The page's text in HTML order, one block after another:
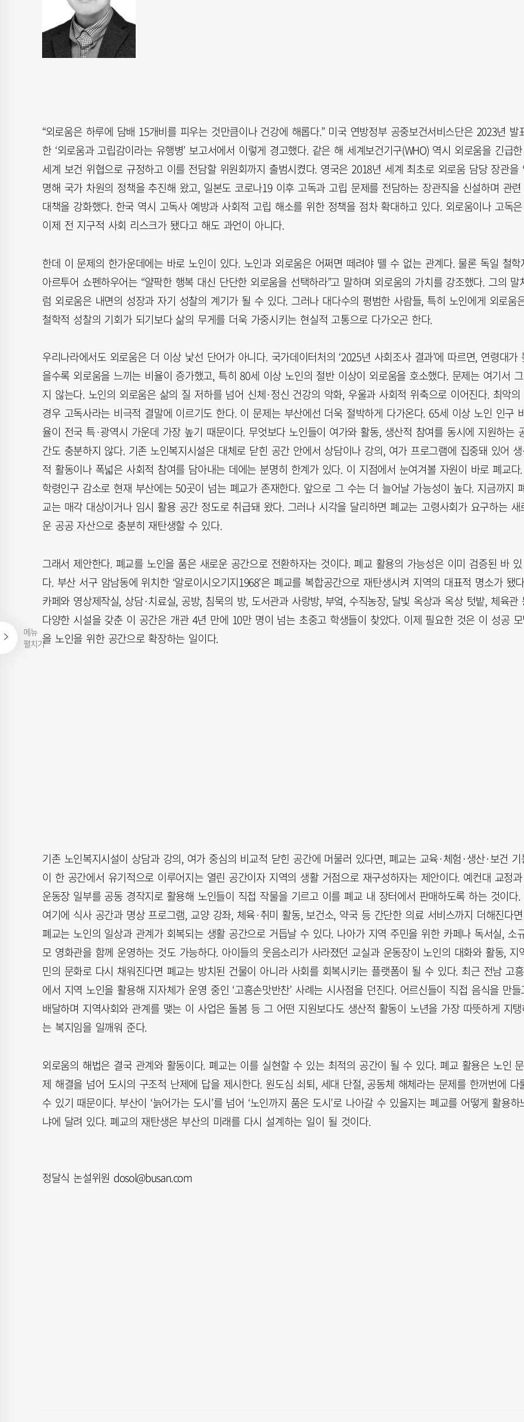
메뉴
펼치기
“외로움은 하루에 담배 15개비를 피우는 것만큼이나 건강에 해롭다.” 미국 연방정부 공중보건서비스단은 2023년 발
한 ‘외로움과 고립감이라는 유행병’ 보고서에서 이렇게 경고했다. 같은 해 세계보건기구(WHO) 역시 외로움을 긴급한
세계 보건 위협으로 규정하고 이를 전담할 위원회까지 출범시켰다. 영국은 2018년 세계 최초로 외로움 담당 장관을
명해 국가 차원의 정책을 추진해 왔고, 일본도 코로나19 이후 고독과 고립 문제를 전담하는 장관직을 신설하며 관련
대책을 강화했다. 한국 역시 고독사 예방과 사회적 고립 해소를 위한 정책을 점차 확대하고 있다. 외로움이나 고독은
이제 전 지구적 사회 리스크가 됐다고 해도 과언이 아니다.
한데 이 문제의 한가운데에는 바로 노인이 있다. 노인과 외로움은 어쩌면 떼려야 뗄 수 없는 관계다. 물론 독일 철학
아르투어 쇼펜하우어는 “얄팍한 행복 대신 단단한 외로움을 선택하라”고 말하며 외로움의 가치를 강조했다. 그의 말
럼 외로움은 내면의 성장과 자기 성찰의 계기가 될 수 있다. 그러나 대다수의 평범한 사람들, 특히 노인에게 외로움
철학적 성찰의 기회가 되기보다 삶의 무게를 더욱 가중시키는 현실적 고통으로 다가오곤 한다.
우리나라에서도 외로움은 더 이상 낯선 단어가 아니다. 국가데이터처의 ‘2025년 사회조사 결과’에 따르면, 연령대가
을수록 외로움을 느끼는 비율이 증가했고, 특히 80세 이상 노인의 절반 이상이 외로움을 호소했다. 문제는 여기서
지 않는다. 노인의 외로움은 삶의 질 저하를 넘어 신체·정신 건강의 악화, 우울과 사회적 위축으로 이어진다. 최악의
경우 고독사라는 비극적 결말에 이르기도 한다. 이 문제는 부산에선 더욱 절박하게 다가온다. 65세 이상 노인 인구
율이 전국 특·광역시 가운데 가장 높기 때문이다. 무엇보다 노인들이 여가와 활동, 생산적 참여를 동시에 지원하는
간도 충분하지 않다. 기존 노인복지시설은 대체로 닫힌 공간 안에서 상담이나 강의, 여가 프로그램에 집중돼 있어
적 활동이나 폭넓은 사회적 참여를 담아내는 데에는 분명히 한계가 있다. 이 지점에서 눈여겨볼 자원이 바로 폐교다.
학령인구 감소로 현재 부산에는 50곳이 넘는 폐교가 존재한다. 앞으로 그 수는 더 늘어날 가능성이 높다. 지금까지
교는 매각 대상이거나 임시 활용 공간 정도로 취급돼 왔다. 그러나 시각을 달리하면 폐교는 고령사회가 요구하는 새
운 공공 자산으로 충분히 재탄생할 수 있다.
그래서 제안한다. 폐교를 노인을 품은 새로운 공간으로 전환하자는 것이다. 폐교 활용의 가능성은 이미 검증된 바 있
다. 부산 서구 암남동에 위치한 ‘알로이시오기지1968’은 폐교를 복합공간으로 재탄생시켜 지역의 대표적 명소가 됐
카페와 영상제작실, 상담·치료실, 공방, 침묵의 방, 도서관과 사랑방, 부엌, 수직농장, 달빛 옥상과 옥상 텃밭, 체육관
다양한 시설을 갖춘 이 공간은 개관 4년 만에 10만 명이 넘는 초중고 학생들이 찾았다. 이제 필요한 것은 이 성공
을 노인을 위한 공간으로 확장하는 일이다.
기존 노인복지시설이 상담과 강의, 여가 중심의 비교적 닫힌 공간에 머물러 있다면, 폐교는 교육·체험·생산·보건 기
이 한 공간에서 유기적으로 이루어지는 열린 공간이자 지역의 생활 거점으로 재구성하자는 제안이다. 예컨대 교정과
운동장 일부를 공동 경작지로 활용해 노인들이 직접 작물을 기르고 이를 폐교 내 장터에서 판매하도록 하는 것이다.
여기에 식사 공간과 명상 프로그램, 교양 강좌, 체육·취미 활동, 보건소, 약국 등 간단한 의료 서비스까지 더해진다면
폐교는 노인의 일상과 관계가 회복되는 생활 공간으로 거듭날 수 있다. 나아가 지역 주민을 위한 카페나 독서실, 소
모 영화관을 함께 운영하는 것도 가능하다. 아이들의 웃음소리가 사라졌던 교실과 운동장이 노인의 대화와 활동, 지
민의 문화로 다시 채워진다면 폐교는 방치된 건물이 아니라 사회를 회복시키는 플랫폼이 될 수 있다. 최근 전남 고흥
에서 지역 노인을 활용해 지자체가 운영 중인 ‘고흥손맛반찬’ 사례는 시사점을 던진다. 어르신들이 직접 음식을 만들
배달하며 지역사회와 관계를 맺는 이 사업은 돌봄 등 그 어떤 지원보다도 생산적 활동이 노년을 가장 따뜻하게 지
는 복지임을 일깨워 준다.
외로움의 해법은 결국 관계와 활동이다. 폐교는 이를 실현할 수 있는 최적의 공간이 될 수 있다. 폐교 활용은 노인 문
제 해결을 넘어 도시의 구조적 난제에 답을 제시한다. 원도심 쇠퇴, 세대 단절, 공동체 해체라는 문제를 한꺼번에 다
수 있기 때문이다. 부산이 ‘늙어가는 도시’를 넘어 ‘노인까지 품은 도시’로 나아갈 수 있을지는 폐교를 어떻게 활용하
냐에 달려 있다. 폐교의 재탄생은 부산의 미래를 다시 설계하는 일이 될 것이다.
정달식 논설위원 dosol@busan.com